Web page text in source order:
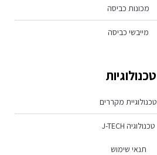
מכונות כביסה
מייבשי כביסה
טכנולוגיות
טכנולוגיית מקררים
טכנולוגיה J-TECH
תנאי שימוש